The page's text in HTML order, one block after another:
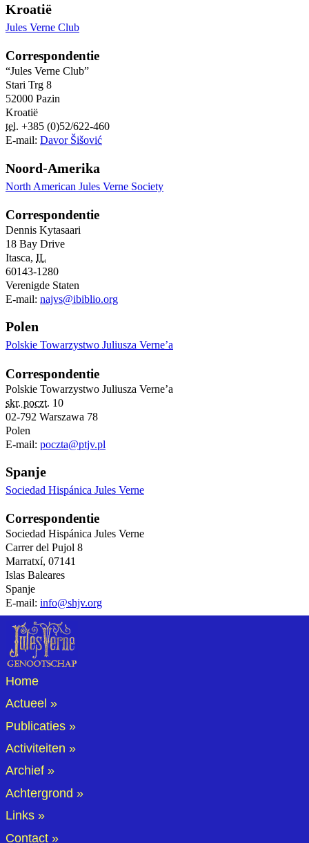
Kroatië
Jules Verne Club
Correspondentie
“Jules Verne Club”
Stari Trg 8
52000 Pazin
Kroatië
tel. +385 (0)52/622-460
E-mail: Davor Šišović
Noord-Amerika
North American Jules Verne Society
Correspondentie
Dennis Kytasaari
18 Bay Drive
Itasca, IL
60143-1280
Verenigde Staten
E-mail: najvs@ibiblio.org
Polen
Polskie Towarzystwo Juliusza Verne’a
Correspondentie
Polskie Towarzystwo Juliusza Verne’a
skr. poczt. 10
02-792 Warszawa 78
Polen
E-mail: poczta@ptjv.pl
Spanje
Sociedad Hispánica Jules Verne
Correspondentie
Sociedad Hispánica Jules Verne
Carrer del Pujol 8
Marratxí, 07141
Islas Baleares
Spanje
E-mail: info@shjv.org
Home
Actueel
Publicaties
Activiteiten
Archief
Achtergrond
Links
Contact